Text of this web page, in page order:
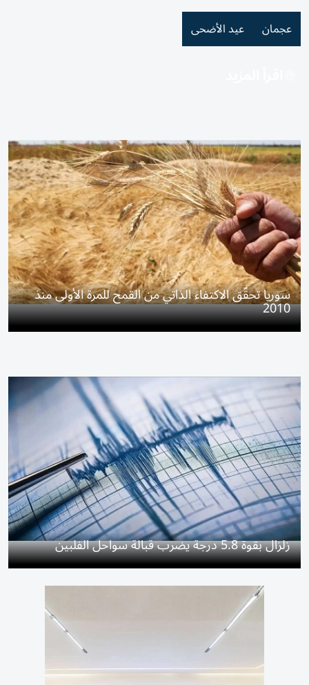
عجمان عيد الأضحى
سوريا تحقّق الاكتفاء الذاتي من القمح للمرة الأولى منذ
2010
زلزال بقوة 5.8 درجة يضرب قبالة سواحل الفلبين